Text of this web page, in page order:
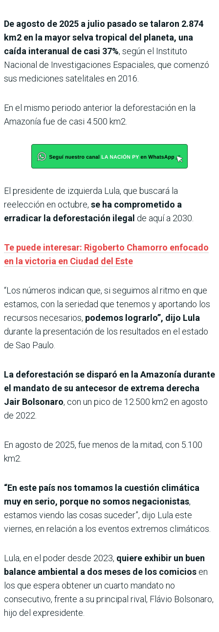
De agosto de 2025 a julio pasado se talaron 2.874
km2 en la mayor selva tropical del planeta, una
caída interanual de casi 37%, según el Instituto
Nacional de Investigaciones Espaciales, que comenzó
sus mediciones satelitales en 2016.
En el mismo periodo anterior la deforestación en la
Amazonía fue de casi 4.500 km2.
El presidente de izquierda Lula, que buscará la
reelección en octubre, se ha comprometido a
erradicar la deforestación ilegal de aquí a 2030.
Te puede interesar: Rigoberto Chamorro enfocado
en la victoria en Ciudad del Este
“Los números indican que, si seguimos al ritmo en que
estamos, con la seriedad que tenemos y aportando los
recursos necesarios, podemos lograrlo”, dijo Lula
durante la presentación de los resultados en el estado
de Sao Paulo.
La deforestación se disparó en la Amazonía durante
el mandato de su antecesor de extrema derecha
Jair Bolsonaro, con un pico de 12.500 km2 en agosto
de 2022.
En agosto de 2025, fue menos de la mitad, con 5.100
km2.
“En este país nos tomamos la cuestión climática
muy en serio, porque no somos negacionistas,
estamos viendo las cosas suceder”, dijo Lula este
viernes, en relación a los eventos extremos climáticos.
Lula, en el poder desde 2023, quiere exhibir un buen
balance ambiental a dos meses de los comicios en
los que espera obtener un cuarto mandato no
consecutivo, frente a su principal rival, Flávio Bolsonaro,
hijo del expresidente.